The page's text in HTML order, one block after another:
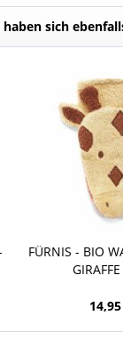
haben sich
FÜRNIS - BIO